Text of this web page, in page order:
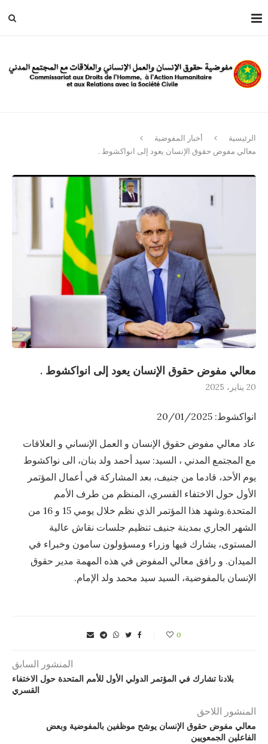
الرئيسية
أخبار المفوضية
معالي مفوض حقوق الإنسان يعود إلى انواكشوط .
معالي مفوض حقوق الإنسان يعود إلى انواكشوط .
20 يناير، 2025
انواكشوط: 20/01/2025
عاد معالي مفوض حقوق الإنسان و العمل الإنساني و العلاقات
مع المجتمع المدني ، السيد: سيد أحمد ولد بنان، الى نواكشوط
يوم الأحد، قادما من جنيف، بعد المشاركة في أعمال المؤتمر
الأول حول الاختفاء القسري، المنظم من طرف الأمم
المتحدة.وشهد هذا المؤتمر الذي نظم خلال يومي 15 و 16 من
الشهر الجاري بمدينة جنيف تنظيم جلسات نقاش عالية
المستوى، يشارك فيها وزراء ومسؤولون سامون وخبراء في
الميدان. و رافق معالي المفوض في هذه المهمة مدير حقوق
الإنسان بالمفوضية، السيد سيد محمد ولد الإمام.
0
المنشور السابق
بلادنا تشارك في المؤتمر الدولي الأول للأمم المتحدة حول الاختفاء
القسري
المنشور اللاحق
معالي مفوض حقوق الإنسان يوشح موظفين بالمفوضية وبعض
الفاعلين الجمعويين